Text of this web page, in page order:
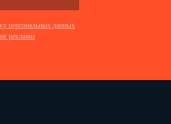
персональных данных
рекламы